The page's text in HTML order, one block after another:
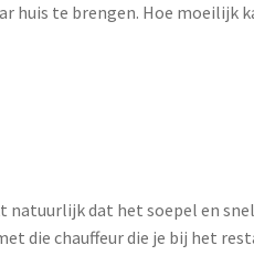
huis te brengen. Hoe moeilijk
dat het soepel en
chauffeur die je bij het